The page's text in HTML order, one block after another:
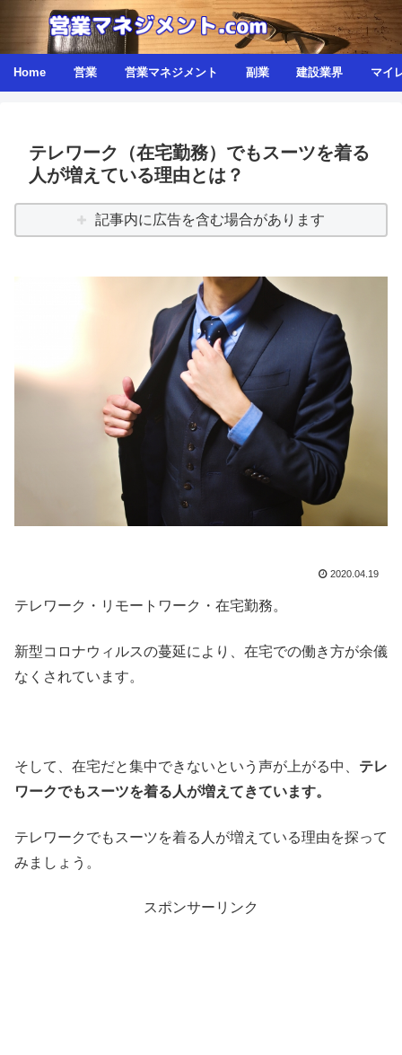
Home 営業 営業マネジメント 副業 建設業界 マイ
テレワーク（在宅勤務）でもスーツを着る
人が増えている理由とは？
記事内に広告を含む場合があります
2020.04.19
テレワーク・リモートワーク・在宅勤務。
新型コロナウィルスの蔓延により、在宅での働き方が余儀
なくされています。
そして、在宅だと集中できないという声が上がる中、 テレ
ワークでもスーツを着る人が増えてきています。
テレワークでもスーツを着る人が増えている理由を探って
みましょう。
スポンサーリンク